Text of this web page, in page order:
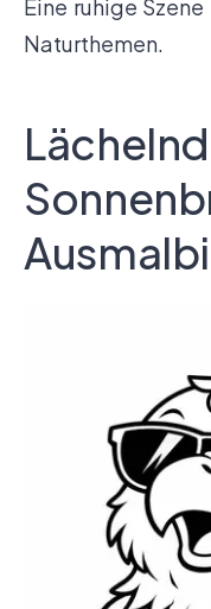
Eine ruhige
Naturthemen.